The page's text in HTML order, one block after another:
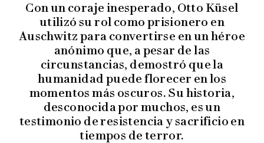
Con un coraje inesperado, Otto Küsel
utilizó su rol como prisionero en
Auschwitz para convertirse en un héroe
anónimo que, a pesar de las
circunstancias, demostró que la
humanidad puede florecer en los
momentos más oscuros. Su historia,
desconocida por muchos, es un
testimonio de resistencia y sacrificio en
tiempos de terror.